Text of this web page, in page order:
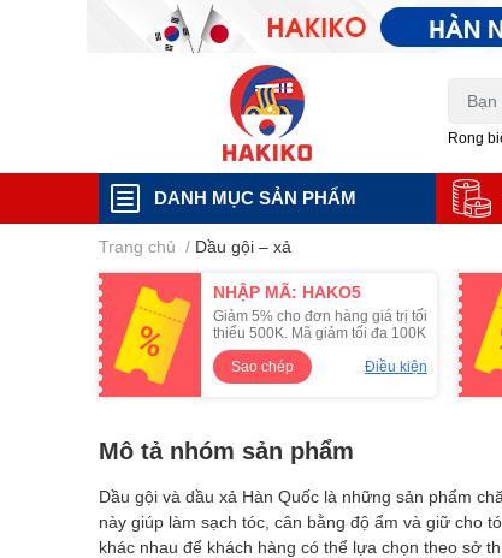
Rong
DANH MỤC SẢN PHẨM
Trang chủ / Dầu gội – xả
NHẬP MÃ: HAKO5
Giảm 5% cho đơn hàng giá trị tối
thiểu 500K. Mã giảm tối đa 100K
Sao chép
Điều kiện
Mô tả nhóm sản phẩm
Dầu gội và dầu xả Hàn Quốc là những sản phẩm
này giúp làm sạch tóc, cân bằng độ ẩm và giữ cho
khác nhau để khách hàng có thể lựa chọn theo sở